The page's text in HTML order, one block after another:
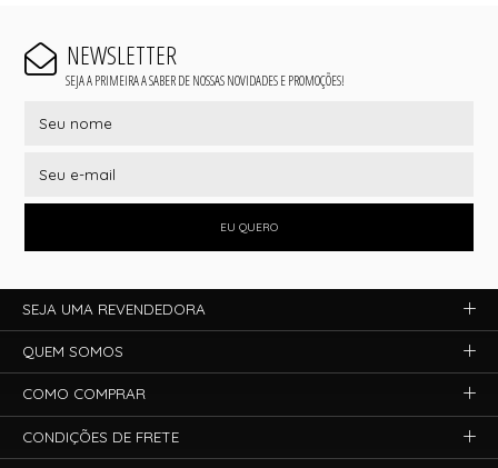
NEWSLETTER
SEJA A PRIMEIRA A SABER DE NOSSAS NOVIDADES E PROMOÇÕES!
EU QUERO
SEJA UMA REVENDEDORA
QUEM SOMOS
COMO COMPRAR
CONDIÇÕES DE FRETE